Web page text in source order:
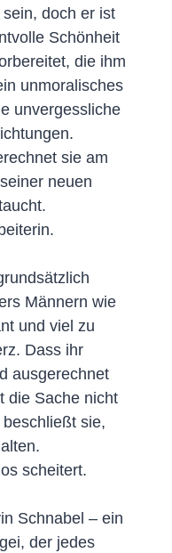
doch er ist
Schönheit
die ihm
unmoralisches
unvergessliche
sie am
neuen
Männern wie
und viel zu
Dass ihr
ausgerechnet
die Sache nicht
sie,
scheitert.
Schnabel – ein
der jedes